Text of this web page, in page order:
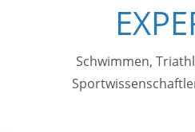
Schwimmen,